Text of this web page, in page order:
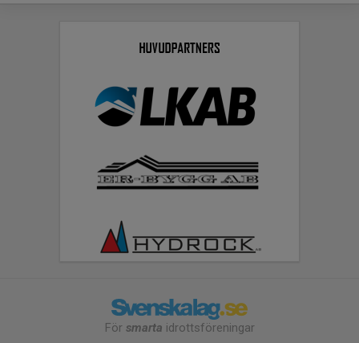
För smarta idrottsföreningar